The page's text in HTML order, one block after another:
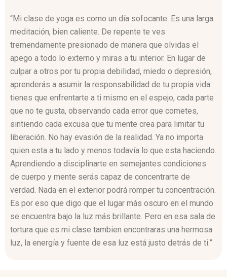
“Mi clase de yoga es como un día sofocante. Es una larga
meditación, bien caliente. De repente te ves
tremendamente presionado de manera que olvidas el
apego a todo lo externo y miras a tu interior. En lugar de
culpar a otros por tu propia debilidad, miedo o depresión,
aprenderás a asumir la responsabilidad de tu propia vida:
tienes que enfrentarte a ti mismo en el espejo, cada parte
que no te gusta, observando cada error que cometes,
sintiendo cada excusa que tu mente crea para limitar tu
liberación. No hay evasión de la realidad. Ya no importa
quien esta a tu lado y menos todavía lo que esta haciendo.
Aprendiendo a disciplinarte en semejantes condiciones
de cuerpo y mente serás capaz de concentrarte de
verdad. Nada en el exterior podrá romper tu concentración.
Es por eso que digo que el lugar más oscuro en el mundo
se encuentra bajo la luz más brillante. Pero en esa sala de
tortura que es mi clase tambien encontraras una hermosa
luz, la energía y fuente de esa luz está justo detrás de ti.”